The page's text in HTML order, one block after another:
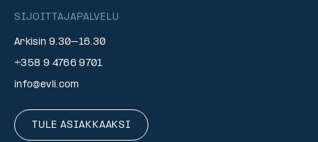
SIJOITTAJAPALVELU
Arkisin 9.30–16.30
+358 9 4766 9701
info@evli.com
TULE ASIAKKAAKSI